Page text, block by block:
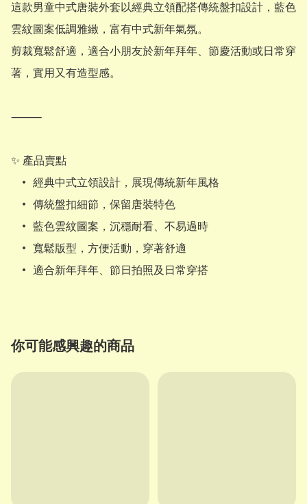
這款男童中式唐裝外套以經典立領配搭傳統盤扣設計，藍色
雲紋圖案低調雅緻，富有中式新年氣氛。
剪裁寬鬆舒適，適合小朋友於新年拜年、節慶活動或日常穿
著，實用又有造型感。
⸻
✨ 產品賣點
你可能感興趣的商品